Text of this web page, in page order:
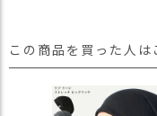
この商品を買った人